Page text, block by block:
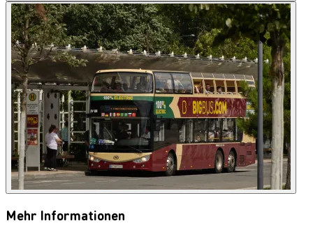
Mehr Informationen